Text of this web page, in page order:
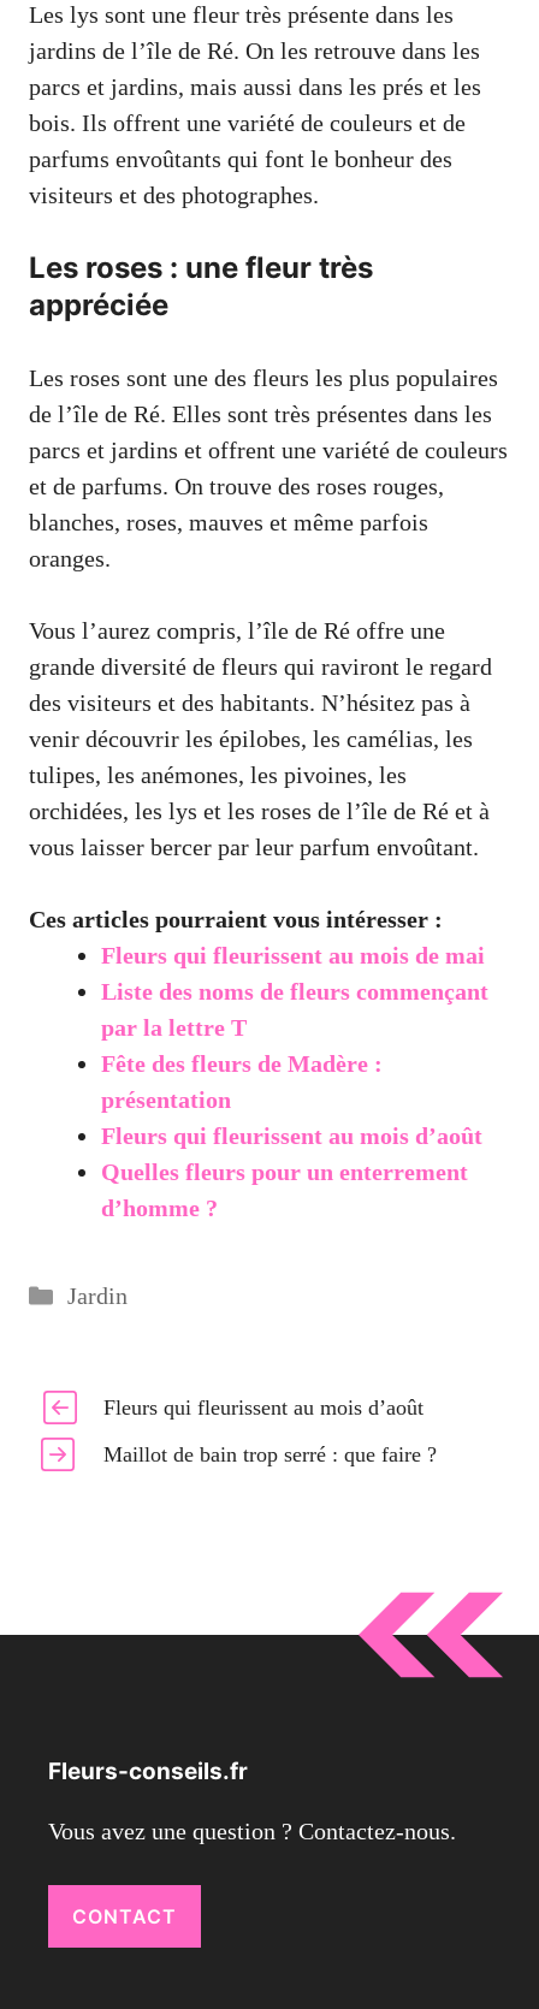
Les lys sont une fleur très présente dans les
jardins de l’île de Ré. On les retrouve dans les
parcs et jardins, mais aussi dans les prés et les
bois. Ils offrent une variété de couleurs et de
parfums envoûtants qui font le bonheur des
visiteurs et des photographes.
Les roses : une fleur très
appréciée
Les roses sont une des fleurs les plus populaires
de l’île de Ré. Elles sont très présentes dans les
parcs et jardins et offrent une variété de couleurs
et de parfums. On trouve des roses rouges,
blanches, roses, mauves et même parfois
oranges.
Vous l’aurez compris, l’île de Ré offre une
grande diversité de fleurs qui raviront le regard
des visiteurs et des habitants. N’hésitez pas à
venir découvrir les épilobes, les camélias, les
tulipes, les anémones, les pivoines, les
orchidées, les lys et les roses de l’île de Ré et à
vous laisser bercer par leur parfum envoûtant.
Ces articles pourraient vous intéresser :
Fleurs qui fleurissent au mois de mai
Liste des noms de fleurs commençant
par la lettre T
Fête des fleurs de Madère :
présentation
Fleurs qui fleurissent au mois d’août
Quelles fleurs pour un enterrement
d’homme ?
Catégories
Jardin
Fleurs qui fleurissent au mois d’août
Maillot de bain trop serré : que faire ?
Fleurs-conseils.fr
Vous avez une question ? Contactez-nous.
CONTACT